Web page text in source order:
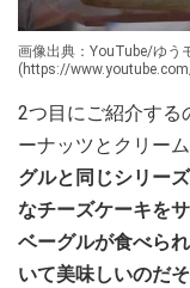
画像出典：YouTube/ゆう
(https://
2つ目にご紹介する
ーナッツとクリー
グルと同じシリー
なチーズケーキを
ベーグルが食べら
いて美味しいのだそ